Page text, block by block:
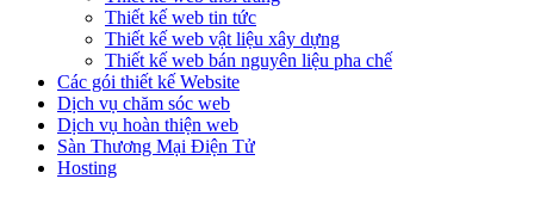
Thiết kế web tin tức
Thiết kế web vật liệu xây dựng
Thiết kế web bán nguyên liệu pha chế
Các gói thiết kế Website
Dịch vụ chăm sóc web
Dịch vụ hoàn thiện web
Sàn Thương Mại Điện Tử
Hosting